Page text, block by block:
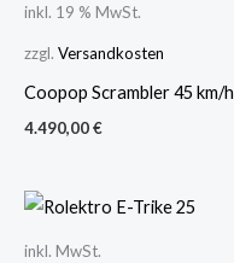
inkl. 19 % MwSt.
zzgl. Versandkosten
Coopop Scrambler 45 km/h
4.490,00€
inkl. MwSt.